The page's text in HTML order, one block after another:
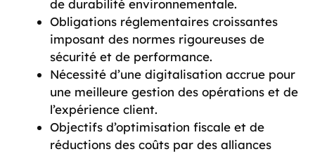
de durabilité environnementale.
Obligations réglementaires croissantes
imposant des normes rigoureuses de
sécurité et de performance.
Nécessité d’une digitalisation accrue pour
une meilleure gestion des opérations et de
l’expérience client.
Objectifs d’optimisation fiscale et de
réductions des coûts par des alliances